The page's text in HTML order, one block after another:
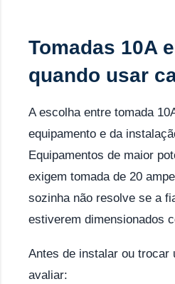
Tomadas 10A
quando usar
A escolha entre tomada
equipamento e da
Equipamentos de maior
exigem tomada de 20
sozinha não resolve se a
estiverem dimensionados
Antes de instalar ou trocar
avaliar: